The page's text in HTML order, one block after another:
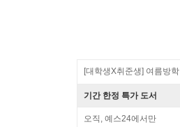
[대학생X취준생] 여름방학
기간 한정 특가 도서
오직, 예스24에서만